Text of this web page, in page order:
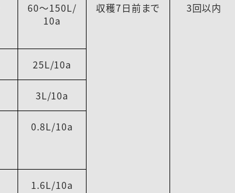
60～150L/
10a
収穫7日前まで 3回以内
25L/10a
3L/10a
0.8L/10a
1.6L/10a